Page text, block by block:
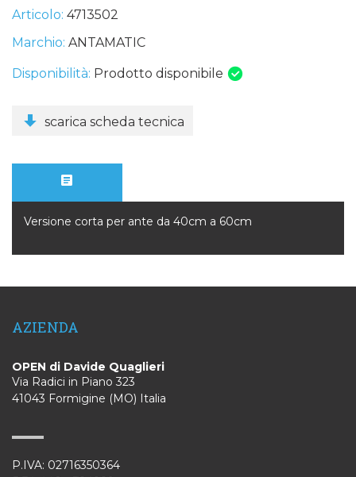
Articolo: 4713502
Marchio: ANTAMATIC
Disponibilità: Prodotto disponibile
scarica scheda tecnica
Versione corta per ante da 40cm a 60cm
AZIENDA
OPEN di Davide Quaglieri
Via Radici in Piano 323
41043 Formigine (MO) Italia
P.IVA: 02716350364